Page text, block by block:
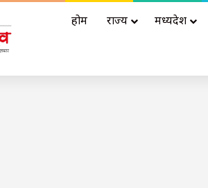
होम राज्य मध्यप्रदेश